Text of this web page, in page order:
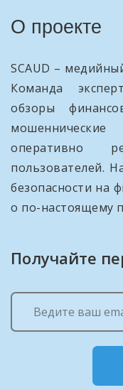
О проекте
SCAUD –
Команда
обзоры
оперативно
пользователей.
безопасности на
о по-настоящему
Получайте